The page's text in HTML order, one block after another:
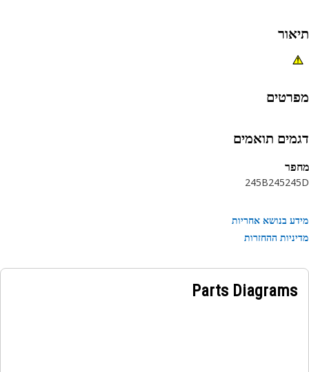
תואמים
245
245B
בנושא אחריות
ההחזרות
Parts Diagrams